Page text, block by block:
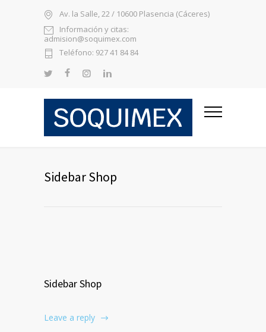
Av. la Salle, 22 / 10600 Plasencia (Cáceres)
Información y citas:
admision@soquimex.com
Teléfono: 927 41 84 84
Sidebar Shop
Sidebar Shop
Leave a reply